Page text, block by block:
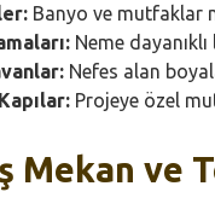
Banyo ve mutfaklar
Neme
Nefes alan
Projeye özel
Mekan ve